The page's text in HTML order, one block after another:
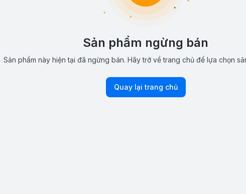
Sản phẩm ngừng bán
Sản phẩm này hiện tại đã ngừng bán. Hãy trở về trang chủ để lựa chọn
Quay lại trang chủ